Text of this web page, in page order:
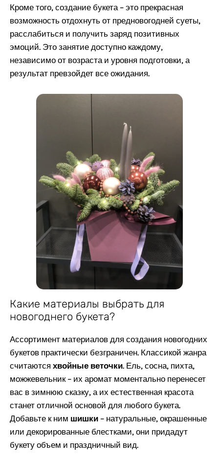
Кроме того, создание букета – это прекрасная
возможность отдохнуть от предновогодней суеты,
расслабиться и получить заряд позитивных
эмоций. Это занятие доступно каждому,
независимо от возраста и уровня подготовки, а
результат превзойдет все ожидания.
Какие материалы выбрать для
новогоднего букета?
Ассортимент материалов для создания новогодних
букетов практически безграничен. Классикой жанра
считаются хвойные веточки. Ель, сосна, пихта,
можжевельник – их аромат моментально перенесет
вас в зимнюю сказку, а их естественная красота
станет отличной основой для любого букета.
Добавьте к ним шишки – натуральные, окрашенные
или декорированные блестками, они придадут
букету объем и праздничный вид.